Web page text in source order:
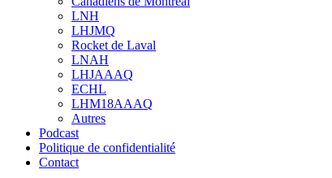
sub
menu
LNH
LHJMQ
Rocket de Laval
LNAH
LHJAAAQ
ECHL
LHM18AAAQ
Autres
Podcast
Politique de confidentialité
Contact